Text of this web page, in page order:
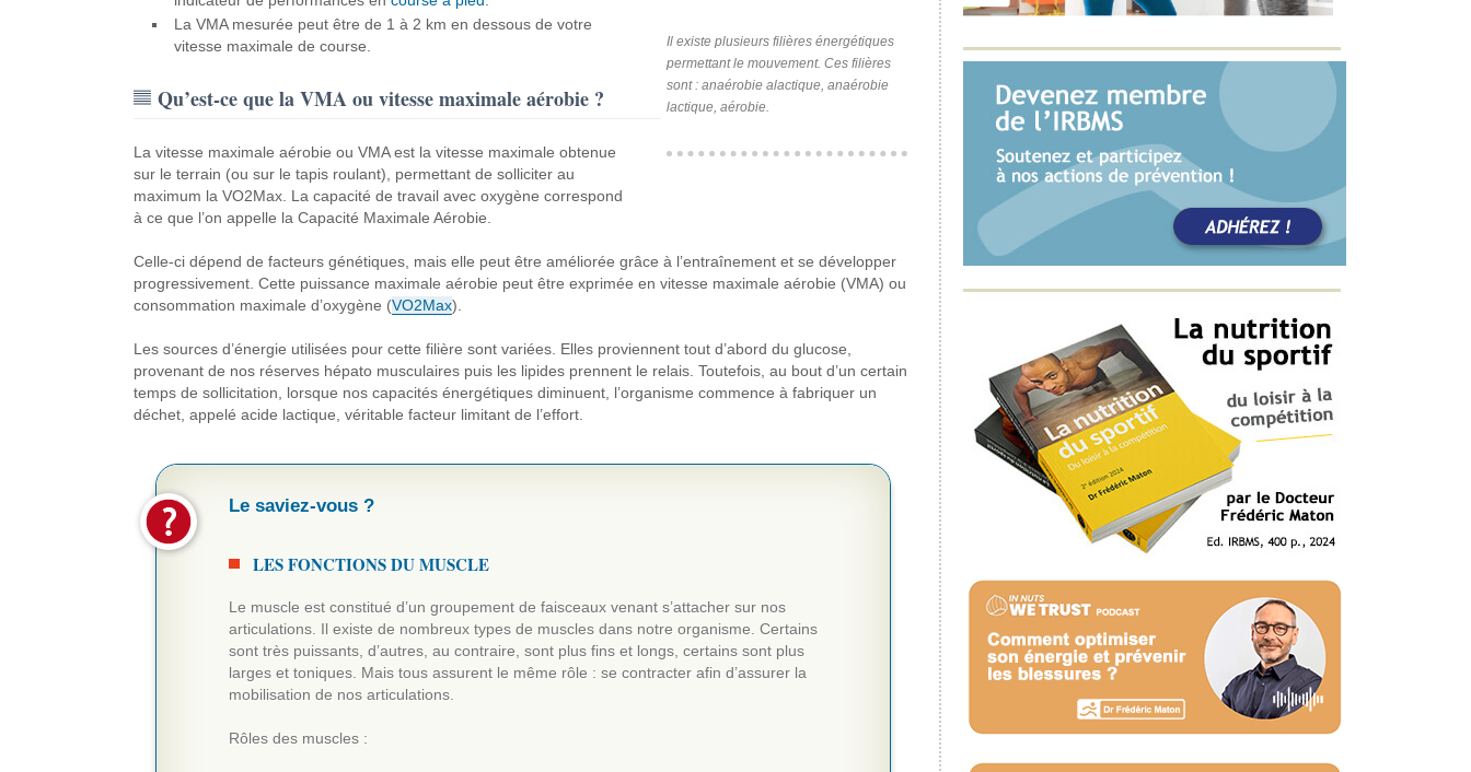
Il existe plusieurs filières énergétiques
permettant le mouvement. Ces filières
sont : anaérobie alactique, anaérobie
lactique, aérobie.
La VMA mesurée peut être de 1 à 2 km en dessous de votre
vitesse maximale de course.
Qu’est-ce que la VMA ou vitesse maximale aérobie ?
La vitesse maximale aérobie ou VMA est la vitesse maximale obtenue
sur le terrain (ou sur le tapis roulant), permettant de solliciter au
maximum la VO2Max. La capacité de travail avec oxygène correspond
à ce que l’on appelle la Capacité Maximale Aérobie.
Celle-ci dépend de facteurs génétiques, mais elle peut être améliorée grâce à l’entraînement et se développer
progressivement. Cette puissance maximale aérobie peut être exprimée en vitesse maximale aérobie (VMA) ou
consommation maximale d’oxygène (VO2Max).
Les sources d’énergie utilisées pour cette filière sont variées. Elles proviennent tout d’abord du glucose,
provenant de nos réserves hépato musculaires puis les lipides prennent le relais. Toutefois, au bout d’un certain
temps de sollicitation, lorsque nos capacités énergétiques diminuent, l’organisme commence à fabriquer un
déchet, appelé acide lactique, véritable facteur limitant de l’effort.
Le saviez-vous ?
LES FONCTIONS DU MUSCLE
Le muscle est constitué d’un groupement de faisceaux venant s’attacher sur nos
articulations. Il existe de nombreux types de muscles dans notre organisme. Certains
sont très puissants, d’autres, au contraire, sont plus fins et longs, certains sont plus
larges et toniques. Mais tous assurent le même rôle : se contracter afin d’assurer la
mobilisation de nos articulations.
Rôles des muscles :